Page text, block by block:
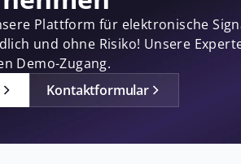
Plattform für elektronische
und ohne Risiko! Unsere
Demo-Zugang.
Kontaktformular